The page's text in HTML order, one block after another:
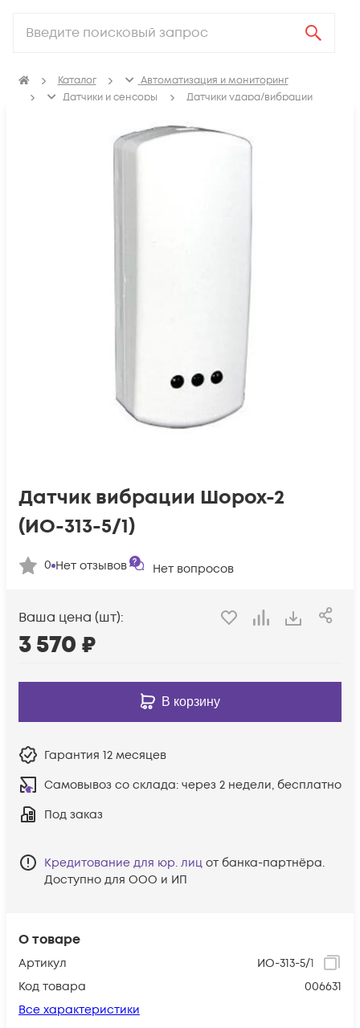
Каталог
Автоматизация и мониторинг
Датчики и сенсоры
Датчики удара/вибрации
О товаре
Артикул
ИО-313-5/1
Код товара
006631
Все характеристики
Датчик вибрации Шорох-2
(ИО-313-5/1)
0 Нет отзывов Нет вопросов
Ваша цена (шт):
3 570 ₽
В корзину
Гарантия 12 месяцев
Самовывоз со склада: через 2 недели, бесплатно
Под заказ
Кредитование для юр. лиц от банка-партнёра.
Доступно для ООО и ИП